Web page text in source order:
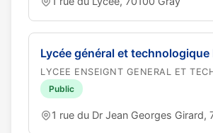
Lycée général et technologique
LYCEE ENSEIGNT GENERAL ET
Public
1 rue du Dr Jean Georges Girard,